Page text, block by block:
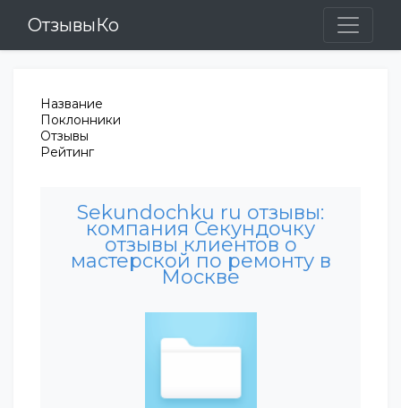
ОтзывыКо
Название
Поклонники
Отзывы
Рейтинг
Sekundochku ru отзывы:
компания Секундочку
отзывы клиентов о
мастерской по ремонту в
Москве